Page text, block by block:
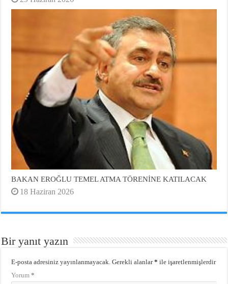
BAKAN EROĞLU TEMEL ATMA TÖRENİNE KATILACAK
18 Haziran 2026
Bir yanıt yazın
E-posta adresiniz yayınlanmayacak. Gerekli alanlar* ile işaretlenmişlerdir
Yorum*